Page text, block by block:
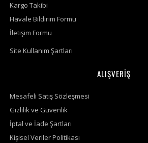
Kargo Takibi
Havale Bildirim Formu
İletişim Formu
Site Kullanım Şartları
ALIŞVERİŞ
Mesafeli Satış Sözleşmesi
Gizlilik ve Güvenlik
İptal ve İade Şartları
Kişisel Veriler Politikası